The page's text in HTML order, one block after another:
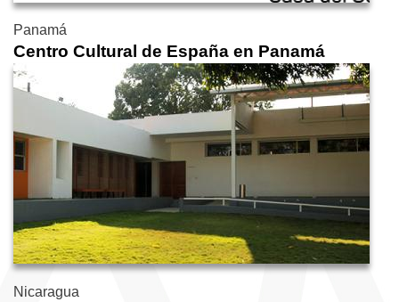
Panamá
Centro Cultural de España en Panamá
Nicaragua